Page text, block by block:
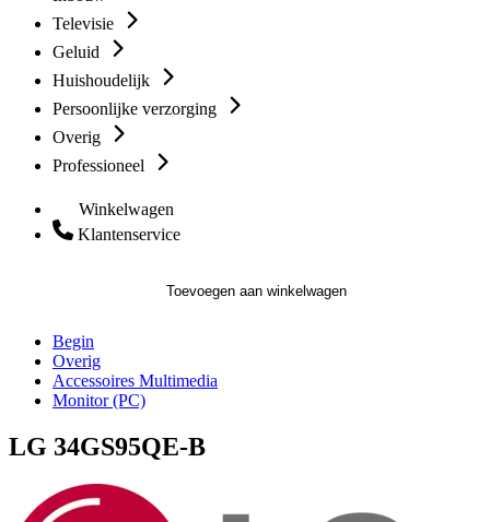
Televisie
Geluid
Huishoudelijk
Persoonlijke verzorging
Overig
Professioneel
Winkelwagen
Klantenservice
Toevoegen aan winkelwagen
Begin
Overig
Accessoires Multimedia
Monitor (PC)
LG 34GS95QE-B